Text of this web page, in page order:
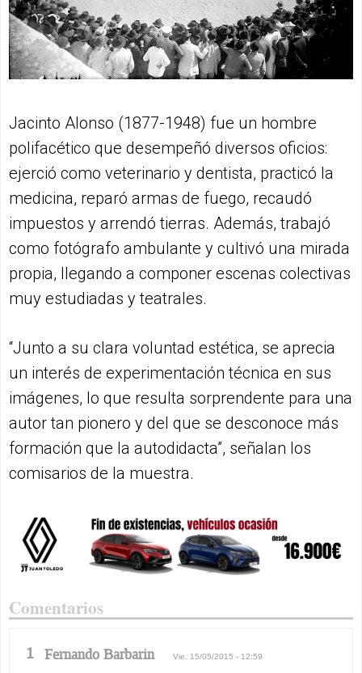
Jacinto Alonso (1877-1948) fue un hombre
polifacético que desempeñó diversos oficios:
ejerció como veterinario y dentista, practicó la
medicina, reparó armas de fuego, recaudó
impuestos y arrendó tierras. Además, trabajó
como fotógrafo ambulante y cultivó una mirada
propia, llegando a componer escenas colectivas
muy estudiadas y teatrales.
“Junto a su clara voluntad estética, se aprecia
un interés de experimentación técnica en sus
imágenes, lo que resulta sorprendente para una
autor tan pionero y del que se desconoce más
formación que la autodidacta”, señalan los
comisarios de la muestra.
Comentarios
1 Fernando Barbarin Vie, 15/05/2015 - 12:59